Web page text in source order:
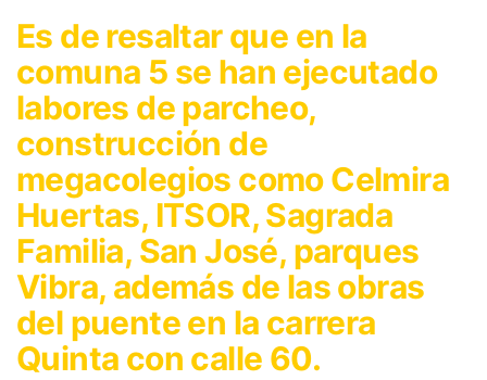
Es de resaltar que en la
comuna 5 se han ejecutado
labores de parcheo,
construcción de
megacolegios como Celmira
Huertas, ITSOR, Sagrada
Familia, San José, parques
Vibra, además de las obras
del puente en la carrera
Quinta con calle 60.